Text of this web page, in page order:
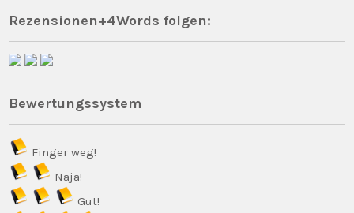
Rezensionen+4Words folgen:
Bewertungssystem
Finger weg!
Naja!
Gut!